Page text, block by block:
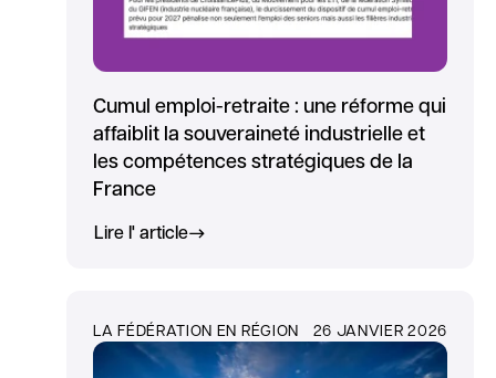
Cumul emploi-retraite : une réforme qui
affaiblit la souveraineté industrielle et
les compétences stratégiques de la
France
Lire l' article
LA FÉDÉRATION EN RÉGION 26 JANVIER 2026